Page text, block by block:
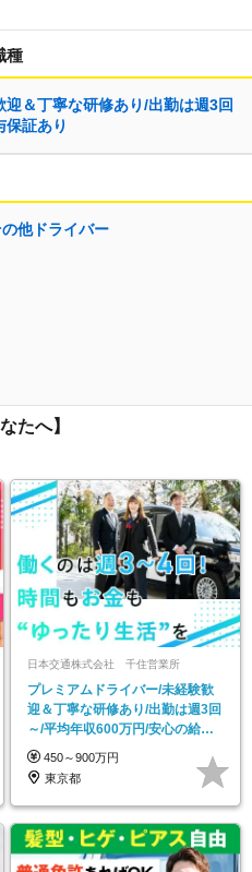
種
＆丁寧な研修あり/出勤は週3回
保証あり
他ドライバー
たへ】
日本交通株式会社 千住営業所
プレミアムドライバー/未経験歓
迎＆丁寧な研修あり/出勤は週3回
～/平均年収600万円/安心の給与
保証あり
450～900万円
東京都